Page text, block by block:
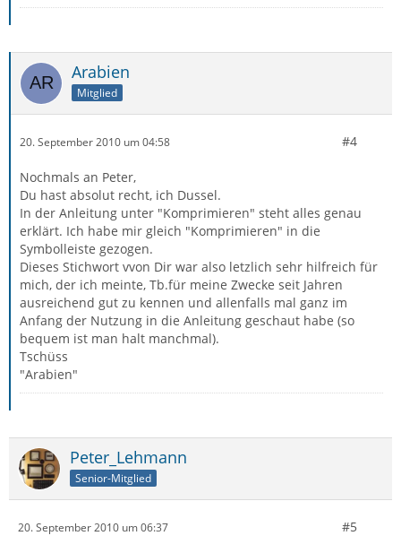
Arabien
Mitglied
20. September 2010 um 04:58 #4
Nochmals an Peter,
Du hast absolut recht, ich Dussel.
In der Anleitung unter "Komprimieren" steht alles genau
erklärt. Ich habe mir gleich "Komprimieren" in die
Symbolleiste gezogen.
Dieses Stichwort vvon Dir war also letzlich sehr hilfreich für
mich, der ich meinte, Tb.für meine Zwecke seit Jahren
ausreichend gut zu kennen und allenfalls mal ganz im
Anfang der Nutzung in die Anleitung geschaut habe (so
bequem ist man halt manchmal).
Tschüss
"Arabien"
Peter_Lehmann
Senior-Mitglied
20. September 2010 um 06:37 #5